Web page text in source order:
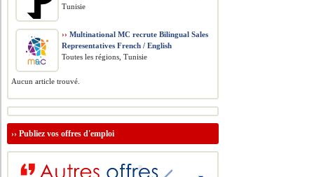
Tunisie
›› Multinational MC recrute Bilingual Sales
Representatives French / English
Toutes les régions, Tunisie
Aucun article trouvé.
››Publiez vos offres d'emploi